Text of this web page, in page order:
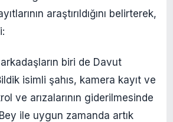
araştırıldığını belirterek,
biri de Davut
isimli şahıs, kamera kayıt ve
ve arızalarının giderilmesinde
ile uygun zamanda artık